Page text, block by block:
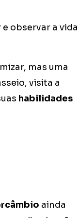
observar a vida
mas uma
visita a
habilidades
ainda